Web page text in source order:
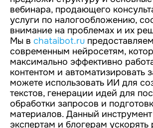
вебинара, продающего
услуги по налогообложению,
внимание на проблемах и их
Мы в chataibot.ru
современным нейросетям,
максимально эффективно
контентом и автоматизировать
можете использовать ИИ для
текстов, генерации идей для
обработки запросов и
материалов. Данный
экспертам и блогерам ускорять